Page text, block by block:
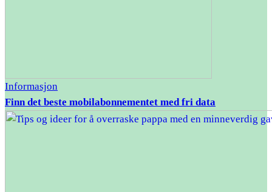
Informasjon
Finn det beste mobilabonnementet med fri data